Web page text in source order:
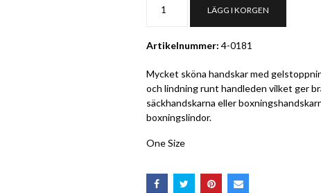
LÄGG I KORGEN
Artikelnummer: 4-0181
Mycket sköna handskar med
och lindning runt handleden vilket ger
säckhandskarna eller
boxningslindor.
One Size